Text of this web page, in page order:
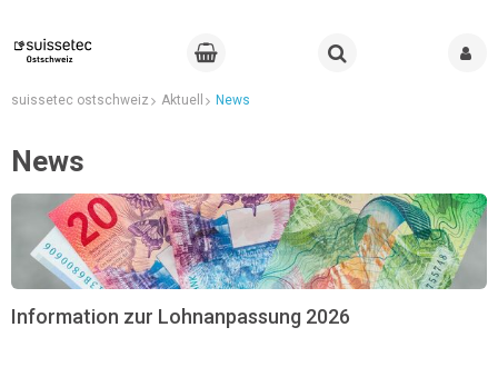
suissetec ostschweiz Aktuell News
News
Information zur Lohnanpassung 2026